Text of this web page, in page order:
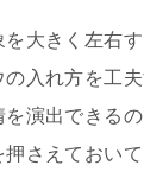
を大きく左右
入れ方を工
演出できる
さえておいて